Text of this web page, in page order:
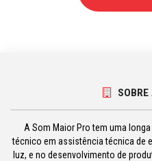
A Som Maior Pro tem uma
técnico em assistência técnica de
luz, e no desenvolvimento de